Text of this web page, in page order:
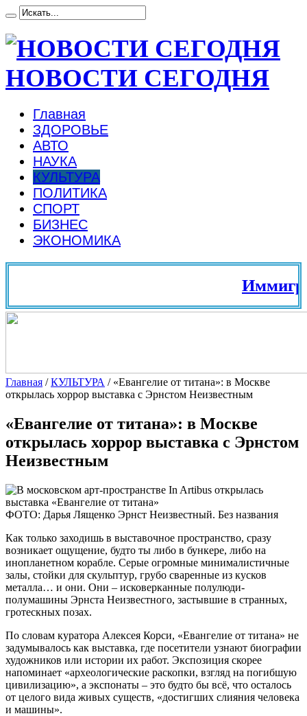
НОВОСТИ СЕГОДНЯ
Главная
ЗДОРОВЬЕ
АВТО
НАУКА
КУЛЬТУРА
ПОЛИТИКА
СПОРТ
БИЗНЕС
ЭКОНОМИКА
Главная /КУЛЬТУРА / «Евангелие от титана»: в Москве
открылась хоррор выставка с Эрнстом Неизвестным
«Евангелие от титана»: в Москве
открылась хоррор выставка с Эрнстом
Неизвестным
ФОТО: Дарья Лященко Эрнст Неизвестный. Без названия
Как только заходишь в выставочное пространство, сразу
возникает ощущение, будто ты либо в бункере, либо на
инопланетном корабле. Серые огромные минималистичные
залы, стойки для скульптур, грубо сваренные из кусков
металла… и они. Они – исковерканные полулюди-
полумашины Эрнста Неизвестного, застывшие в странных,
гротескных позах.
По словам куратора Алексея Корси, «Евангелие от титана» не
задумывалось как выставка, где посетители узнают биографии
художников или истории их работ. Экспозиция скорее
напоминает «археологические раскопки, взгляд на погибшую
цивилизацию», а экспонаты – это будто бы всё, что осталось
от целого вида живых существ, «достигших слияния человека
и машины».